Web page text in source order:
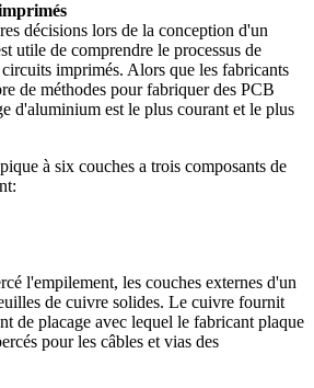
décisions lors de la conception d'un
utile de comprendre le processus de
imprimés. Alors que les fabricants
de méthodes pour fabriquer des PCB
d'aluminium est le plus courant et le plus
à six couches a trois composants de
l'empilement, les couches externes d'un
de cuivre solides. Le cuivre fournit
de placage avec lequel le fabricant plaque
pour les câbles et vias des